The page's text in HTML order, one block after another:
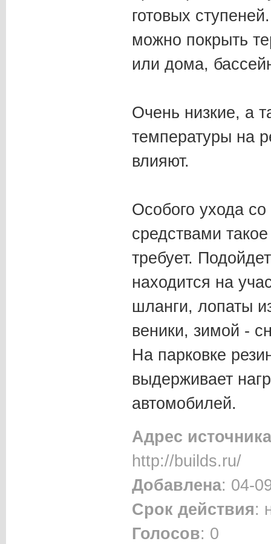
готовых
можно покрыть
или дома,
Очень низкие, а
температуры на
влияют.
Особого ухода
средствами
требует.
находится на
шланги, лопаты
веники, зимой -
На парковке
выдерживает
автомобилей.
Адрес источника
http://builds.ru/
Добавлена: 04-
Срок действия:
Голосов: 0